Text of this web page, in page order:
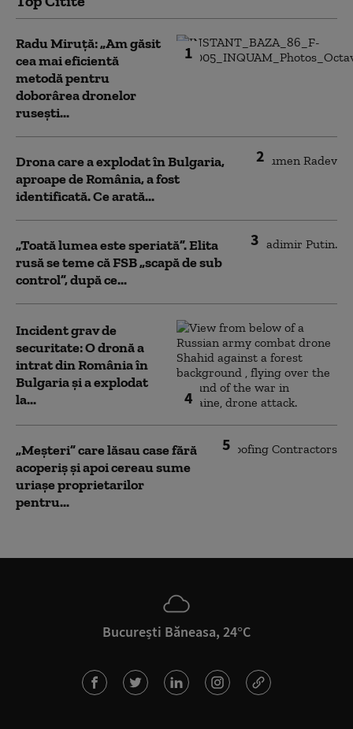
1
Radu Miruță: „Am găsit
cea mai eficientă
metodă pentru
doborârea dronelor
rusești...
2
Drona care a explodat în Bulgaria,
aproape de România, a fost
identificată. Ce arată...
3
„Toată lumea este speriată”. Elita
rusă se teme că FSB „scapă de sub
control”, după ce...
4
Incident grav de
securitate: O dronă a
intrat din România în
Bulgaria şi a explodat
la...
5
„Meșteri” care lăsau case fără
acoperiș și apoi cereau sume
uriașe proprietarilor
pentru...
București Băneasa, 24°C